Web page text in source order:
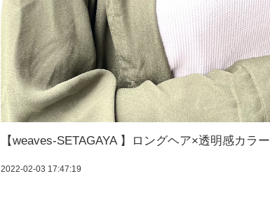
【weaves-SETAGAYA 】ロングヘア×透明感カラー
2022-02-03 17:47:19